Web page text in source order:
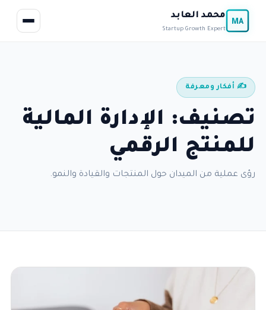
MA
محمد العابد
Startup Growth Expert
✍️ أفكار ومعرفة
تصنيف: الإدارة المالية
للمنتج الرقمي
رؤى عملية من الميدان حول المنتجات والقيادة والنمو.